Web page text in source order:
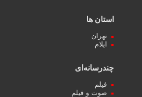
استان ها
تهران
ایلام
چندرسانه‌ای
فیلم
صوت و فیلم